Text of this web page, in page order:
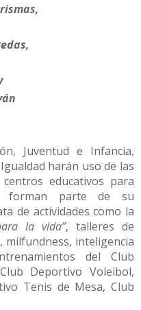
Juventud e Infancia,
harán uso de las
educativos para
forman parte de su
de actividades como la
la vida”, talleres de
milfundness, inteligencia
del Club
Deportivo Voleibol,
Tenis de Mesa, Club